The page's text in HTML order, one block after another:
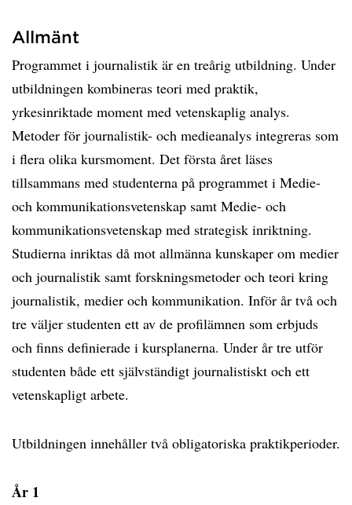
Allmänt
Programmet i journalistik är en treårig utbildning. Under
utbildningen kombineras teori med praktik,
yrkesinriktade moment med vetenskaplig analys.
Metoder för journalistik- och medieanalys integreras som
i flera olika kursmoment. Det första året läses
tillsammans med studenterna på programmet i Medie-
och kommunikationsvetenskap samt Medie- och
kommunikationsvetenskap med strategisk inriktning.
Studierna inriktas då mot allmänna kunskaper om medier
och journalistik samt forskningsmetoder och teori kring
journalistik, medier och kommunikation. Inför år två och
tre väljer studenten ett av de profilämnen som erbjuds
och finns definierade i kursplanerna. Under år tre utför
studenten både ett självständigt journalistiskt och ett
vetenskapligt arbete.
Utbildningen innehåller två obligatoriska praktikperioder.
År 1